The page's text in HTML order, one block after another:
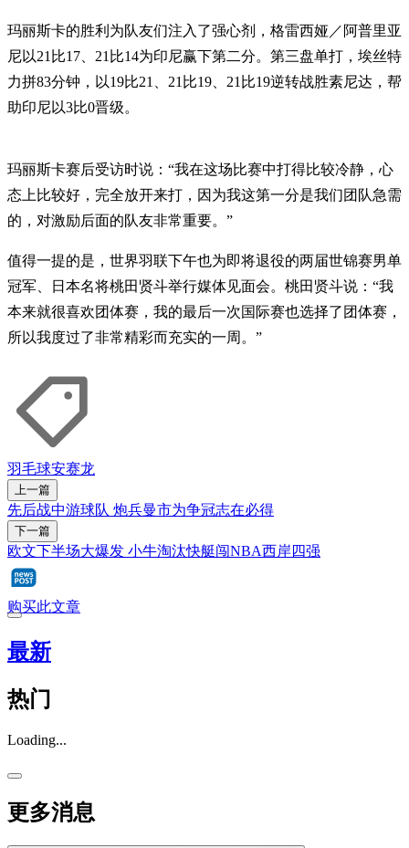
玛丽斯卡的胜利为队友们注入了强心剂，格雷西娅／阿普里亚
尼以21比17、21比14为印尼赢下第二分。第三盘单打，埃丝特
力拼83分钟，以19比21、21比19、21比19逆转战胜素尼达，帮
助印尼以3比0晋级。
玛丽斯卡赛后受访时说：“我在这场比赛中打得比较冷静，心
态上比较好，完全放开来打，因为我这第一分是我们团队急需
的，对激励后面的队友非常重要。”
值得一提的是，世界羽联下午也为即将退役的两届世锦赛男单
冠军、日本名将桃田贤斗举行媒体见面会。桃田贤斗说：“我
本来就很喜欢团体赛，我的最后一次国际赛也选择了团体赛，
所以我度过了非常精彩而充实的一周。”
羽毛球安赛龙
上一篇
先后战中游球队 炮兵曼市为争冠志在必得
下一篇
欧文下半场大爆发 小牛淘汰快艇闯NBA西岸四强
购买此文章
最新
热门
Loading...
更多消息